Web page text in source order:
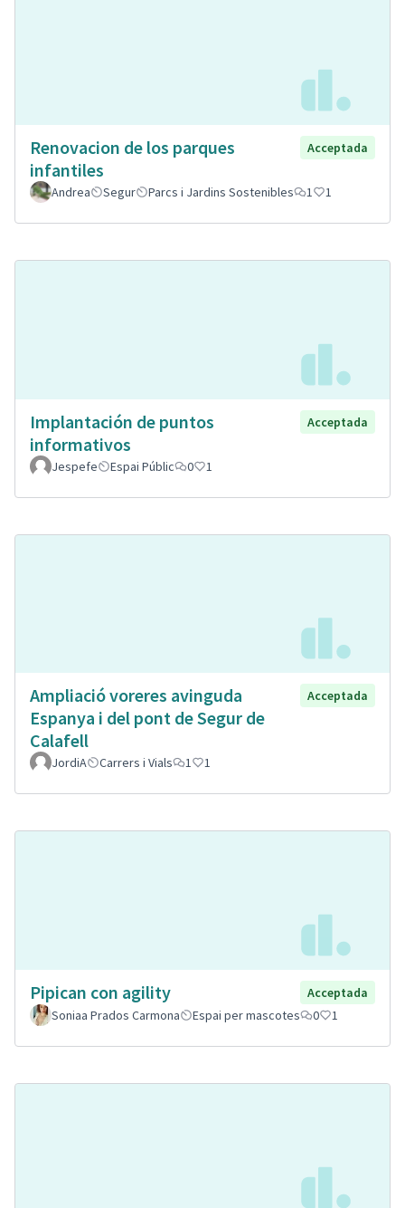
Renovacion de los parques
infantiles
Acceptada
Andrea Segur Parcs i Jardins Sostenibles 1 1
Implantación de puntos
informativos
Acceptada
Jespefe Espai Públic 0 1
Ampliació voreres avinguda
Espanya i del pont de Segur de
Calafell
Acceptada
JordiA Carrers i Vials 1 1
Pipican con agility
Acceptada
Soniaa Prados Carmona
Espai per mascotes 0 1